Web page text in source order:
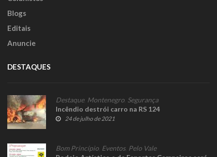
Blogs
Editais
Anuncie
DESTAQUES
Destaque, Montenegro Segurança
Incêndio destrói carro na RS 124
24 de julho de 2021
Bom Princípio Eventos, Pelo Vale